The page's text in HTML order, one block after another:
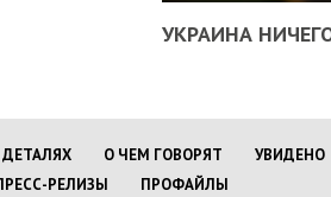
УКРАИНА
ДЕТАЛЯХ О ЧЕМ ГОВОРЯТ
УВИДЕНО
РЕЛИЗЫ ПРОФАЙЛЫ